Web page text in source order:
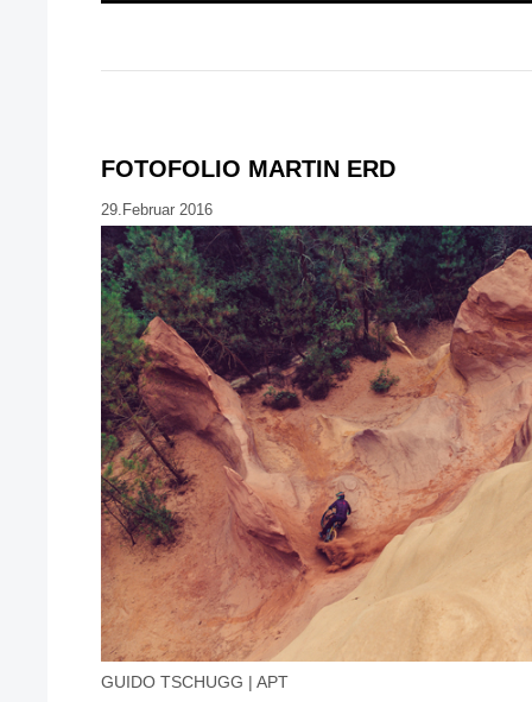
FOTOFOLIO MARTIN ERD
29.Februar 2016
GUIDO TSCHUGG | APT